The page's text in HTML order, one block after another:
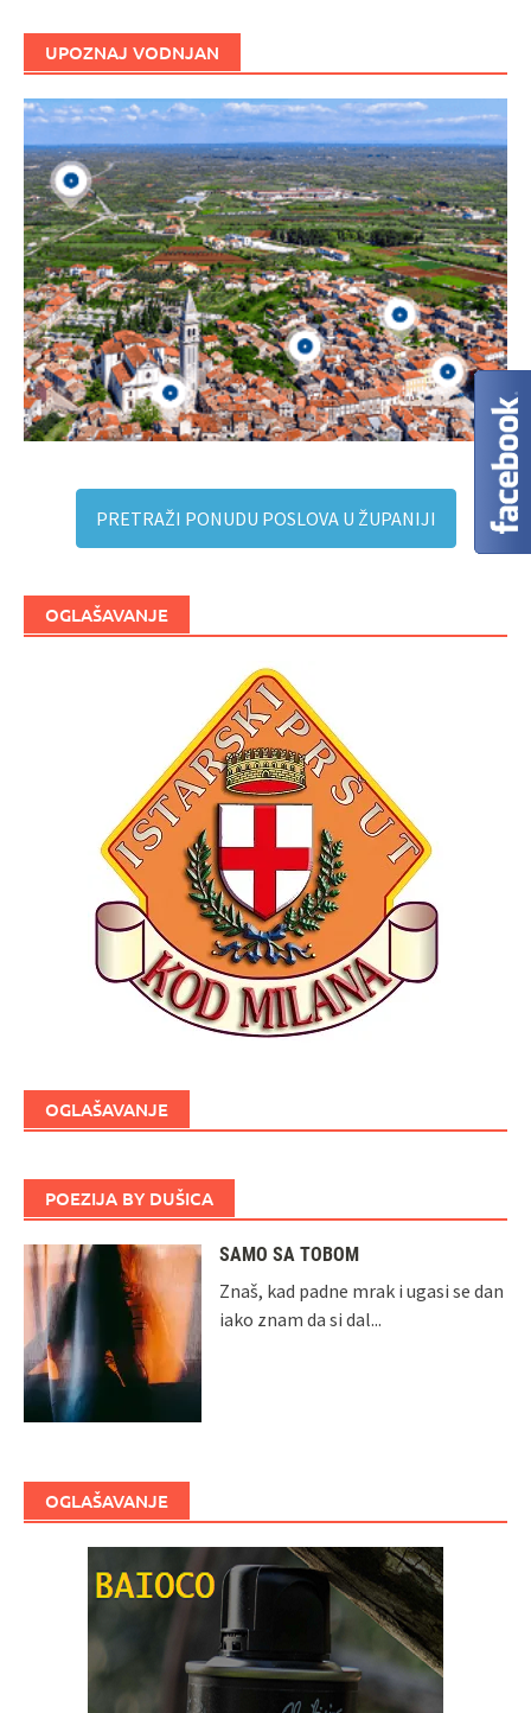
UPOZNAJ VODNJAN
PRETRAŽI PONUDU POSLOVA U ŽUPANIJI
OGLAŠAVANJE
OGLAŠAVANJE
POEZIJA BY DUŠICA
SAMO SA TOBOM
Znaš, kad padne mrak i ugasi se dan
iako znam da si dal...
OGLAŠAVANJE